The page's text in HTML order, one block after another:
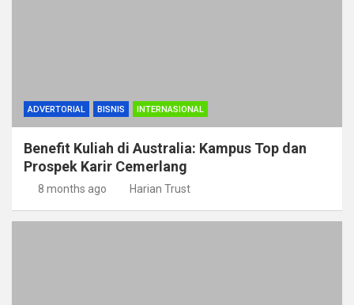
ADVERTORIAL BISNIS INTERNASIONAL
Benefit Kuliah di Australia: Kampus Top dan
Prospek Karir Cemerlang
8 months ago Harian Trust